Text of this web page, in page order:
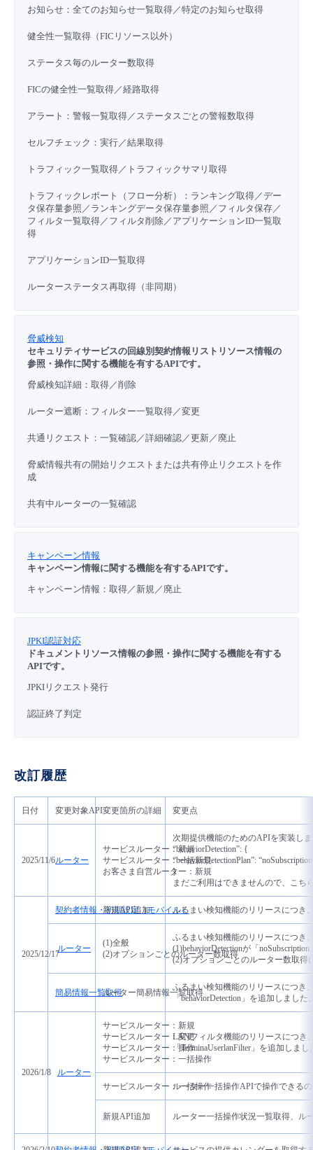
お知らせ：全てのお知らせ一覧取得／特定のお知らせ取得
健全性一覧取得（FICリソース以外）
ステータス毎のルーター数取得
FICの健全性一覧取得／経路取得
アラート：警報一覧取得／ステータスごとの警報数取得
セルフチェック：実行／結果取得
トラフィック一覧取得／トラフィックサマリ取得
トラフィックレポート（フロー分析）：ランキング取得／デー
タ保存量参照／ランキングデータ保存量参照／フィルタ保存／
フィルタ一覧取得／フィルタ削除／アプリケーションID一覧取
得
アプリケーションID一覧取得
ルーターステータス再取得（非同期）
脅威検知
セキュリティサービスの回線別契約情報リストリソース情報の
参照・操作に関する機能を有するAPIです。
脅威検知詳細：取得／削除
ルーター遮断：フィルター一覧取得／変更
共通リクエスト：一覧確認／詳細確認／更新／廃止
脅威情報共有の開始リクエストまたは共有停止リクエストを作
成
共有中ルーターの一覧確認
キャンペーン情報
キャンペーン情報に関する機能を有するAPIです。
キャンペーン情報：取得／新規／廃止
JPKI認証対応
ドキュメントリソース情報の参照・操作に関する機能を有する
APIです。
JPKIリクエスト発行
認証終了判定
改訂履歴
日付 変更対象API変更箇所の詳細 変更点
2025/11/6ルーター
サービスルーター：新規
サービスルーター：一括新規
お客さま自営ルーター：新規
次期提供機能のためのAPIを実装し
“behaviorDetection”: {
“behaviorDetectionPlan”:
}
まだご利用はできませんので、こち
2025/12/17
契約者情報・初期設定（モバイル）
新規API追加 ふるまい検知機能のリリースにつき
ルーター
(1)全般
(2)オプションごとのルーター数取得
ふるまい検知機能のリリースにつき
(1)behaviorDetectionが「
(2)オプションごとのルーター数取得
簡易情報一覧取得ルーター簡易情報一覧取得
ふるまい検知機能のリリースにつき
「behaviorDetection」を追加しました
2026/1/8 ルーター
サービスルーター：新規
サービスルーター：変更
サービスルーター：操作
サービスルーター：一括操作
LANフィルタ機能のリリースにつき
「TerminaUserlanFilter」 を追加しまし
サービスルーター：一括操作ルーター一括操作APIで操作できる
新規API追加 ルーター一括操作状況一覧取得、ル